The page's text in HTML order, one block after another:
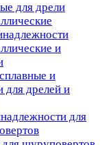
для дрели
и
и
для дрелей и
для